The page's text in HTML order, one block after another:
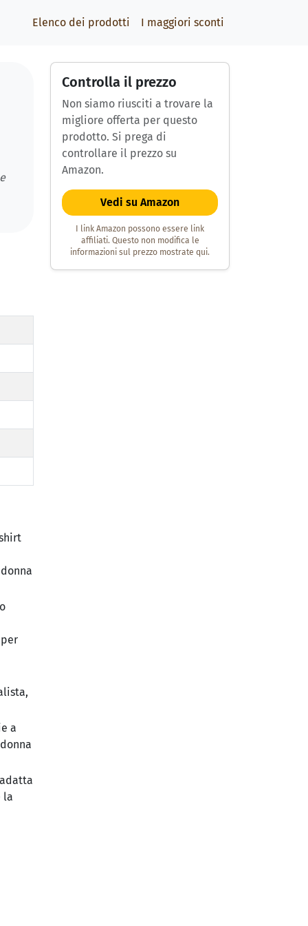
Elenco dei prodotti I maggiori sconti
a
la
Controlla il prezzo
Non siamo riusciti a trovare la
migliore offerta per questo
prodotto. Si prega di
controllare il prezzo su
Amazon.
Vedi su Amazon
I link Amazon possono essere link
affiliati. Questo non modifica le
informazioni sul prezzo mostrate qui.